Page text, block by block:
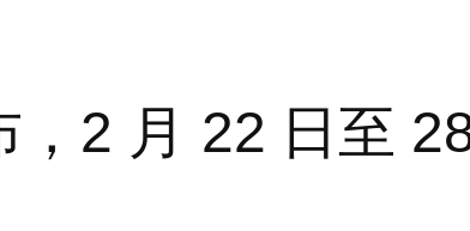
2 月 22 日至